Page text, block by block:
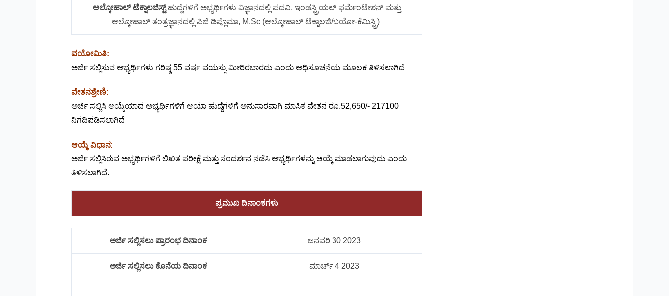
ಆಲ್ಕೋಹಾಲ್ ಟೆಕ್ನಾಲಜಿಸ್ಟ್ಹುದ್ದೆಗಳಿಗೆ ಅಭ್ಯರ್ಥಿಗಳು ವಿಜ್ಞಾನದಲ್ಲಿ ಪದವಿ, ಇಂಡಸ್ಟ್ರಿಯಲ್ ಫರ್ಮೆಂಟೇಶನ್ ಮತ್ತು
ಆಲ್ಕೋಹಾಲ್ ತಂತ್ರಜ್ಞಾನದಲ್ಲಿ ಪಿಜಿ ಡಿಪ್ಲೊಮಾ, M.Sc (ಆಲ್ಕೋಹಾಲ್ ಟೆಕ್ನಾಲಜಿ/ಬಯೋ-ಕೆಮಿಸ್ಟ್ರಿ)
ವಯೋಮಿತಿ:
ಅರ್ಜಿ ಸಲ್ಲಿಸುವ ಅಭ್ಯರ್ಥಿಗಳು ಗರಿಷ್ಠ 55 ವರ್ಷ ವಯಸ್ಸು ಮೀರಿರಬಾರದು ಎಂದು ಅಧಿಸೂಚನೆಯ ಮೂಲಕ ತಿಳಿಸಲಾಗಿದೆ
ವೇತನಶ್ರೇಣಿ:
ಅರ್ಜಿ ಸಲ್ಲಿಸಿ ಆಯ್ಕೆಯಾದ ಅಭ್ಯರ್ಥಿಗಳಿಗೆ ಆಯಾ ಹುದ್ದೆಗಳಿಗೆ ಅನುಸಾರವಾಗಿ ಮಾಸಿಕ ವೇತನ ರೂ.52,650/- 217100
ನಿಗದಿಪಡಿಸಲಾಗಿದೆ
ಆಯ್ಕೆ ವಿಧಾನ:
ಅರ್ಜಿ ಸಲ್ಲಿಸಿರುವ ಅಭ್ಯರ್ಥಿಗಳಿಗೆ ಲಿಖಿತ ಪರೀಕ್ಷೆ ಮತ್ತು ಸಂದರ್ಶನ ನಡೆಸಿ ಅಭ್ಯರ್ಥಿಗಳನ್ನು ಆಯ್ಕೆ ಮಾಡಲಾಗುವುದು ಎಂದು
ತಿಳಿಸಲಾಗಿದೆ.
ಪ್ರಮುಖ ದಿನಾಂಕಗಳು
ಅರ್ಜಿ ಸಲ್ಲಿಸಲು ಪ್ರಾರಂಭ ದಿನಾಂಕ ಜನವರಿ 30 2023
ಅರ್ಜಿ ಸಲ್ಲಿಸಲು ಕೊನೆಯ ದಿನಾಂಕ ಮಾರ್ಚ್ 4 2023